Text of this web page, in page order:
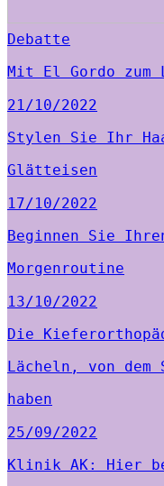
Debatte
Mit El Gordo
21/10/2022
Stylen Sie Ihr
Glätteisen
17/10/2022
Beginnen Sie
Morgenroutine
13/10/2022
Die
Lächeln, von dem
haben
25/09/2022
Klinik AK: Hier